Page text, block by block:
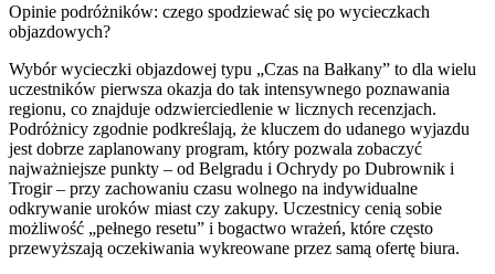
Opinie podróżników: czego spodziewać się po wycieczkach
objazdowych?
Wybór wycieczki objazdowej typu „Czas na Bałkany” to dla wielu
uczestników pierwsza okazja do tak intensywnego poznawania
regionu, co znajduje odzwierciedlenie w licznych recenzjach.
Podróżnicy zgodnie podkreślają, że kluczem do udanego wyjazdu
jest dobrze zaplanowany program, który pozwala zobaczyć
najważniejsze punkty – od Belgradu i Ochrydy po Dubrownik i
Trogir – przy zachowaniu czasu wolnego na indywidualne
odkrywanie uroków miast czy zakupy. Uczestnicy cenią sobie
możliwość „pełnego resetu” i bogactwo wrażeń, które często
przewyższają oczekiwania wykreowane przez samą ofertę biura.